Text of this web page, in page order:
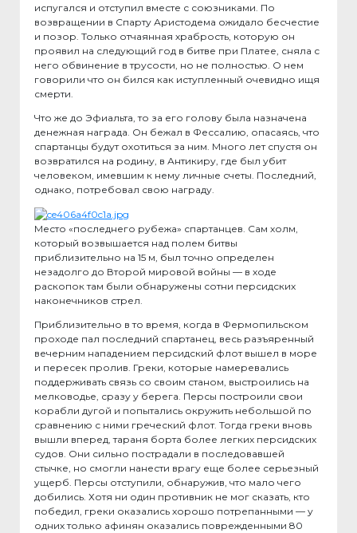
испугался и отступил вместе с союзниками. По
возвращении в Спарту Аристодема ожидало бесчестие
и позор. Только отчаянная храбрость, которую он
проявил на следующий год в битве при Платее, сняла с
него обвинение в трусости, но не полностью. О нем
говорили что он бился как иступленный очевидно ищя
смерти.
Что же до Эфиальта, то за его голову была назначена
денежная награда. Он бежал в Фессалию, опасаясь, что
спартанцы будут охотиться за ним. Много лет спустя он
возвратился на родину, в Антикиру, где был убит
человеком, имевшим к нему личные счеты. Последний,
однако, потребовал свою награду.
Место «последнего рубежа» спартанцев. Сам холм,
который возвышается над полем битвы
приблизительно на 15 м, был точно определен
незадолго до Второй мировой войны — в ходе
раскопок там были обнаружены сотни персидских
наконечников стрел.
Приблизительно в то время, когда в Фермопильском
проходе пал последний спартанец, весь разъяренный
вечерним нападением персидский флот вышел в море
и пересек пролив. Греки, которые намеревались
поддерживать связь со своим станом, выстроились на
мелководье, сразу у берега. Персы построили свои
корабли дугой и попытались окружить небольшой по
сравнению с ними греческий флот. Тогда греки вновь
вышли вперед, тараня борта более легких персидских
судов. Они сильно пострадали в последовавшей
стычке, но смогли нанести врагу еще более серьезный
ущерб. Персы отступили, обнаружив, что мало чего
добились. Хотя ни один противник не мог сказать, кто
победил, греки оказались хорошо потрепанными — у
одних только афинян оказались поврежденными 80